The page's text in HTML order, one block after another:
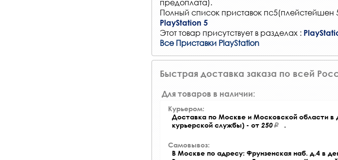
Полный список приставок пс5(плейстейшен
PlayStation 5
Этот товар присутствует в разделах :
Все Приставки PlayStation
Быстрая доставка заказа по всей
Для товаров в наличии:
Курьером:
Доставка по Москве и Московской области в
курьерской службы) - от 250 .
Самовывоз:
В Москве по адресу: Фрунзенская наб. д.4 в